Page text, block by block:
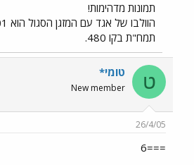
תמונות מדהימות!
תמח"ת בקו 480.
ט טומי*
New member
26/4/05
===6